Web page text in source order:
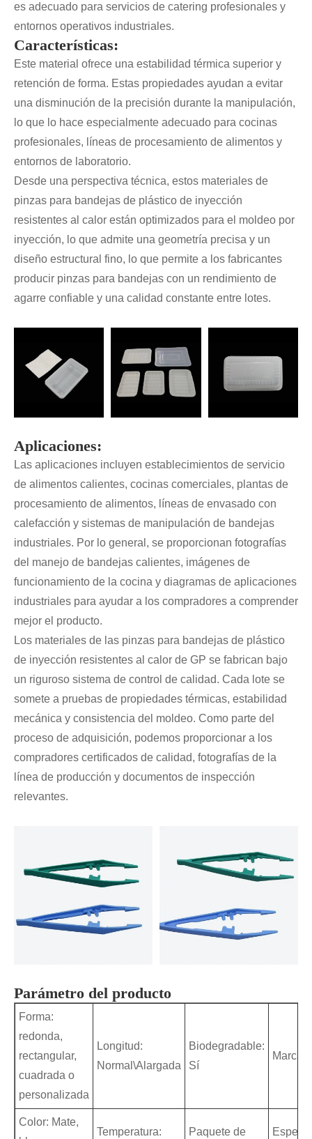
es adecuado para servicios de catering profesionales y
entornos operativos industriales.
Características:
Este material ofrece una estabilidad térmica superior y
retención de forma. Estas propiedades ayudan a evitar
una disminución de la precisión durante la manipulación,
lo que lo hace especialmente adecuado para cocinas
profesionales, líneas de procesamiento de alimentos y
entornos de laboratorio.
Desde una perspectiva técnica, estos materiales de
pinzas para bandejas de plástico de inyección
resistentes al calor están optimizados para el moldeo por
inyección, lo que admite una geometría precisa y un
diseño estructural fino, lo que permite a los fabricantes
producir pinzas para bandejas con un rendimiento de
agarre confiable y una calidad constante entre lotes.
Aplicaciones:
Las aplicaciones incluyen establecimientos de servicio
de alimentos calientes, cocinas comerciales, plantas de
procesamiento de alimentos, líneas de envasado con
calefacción y sistemas de manipulación de bandejas
industriales. Por lo general, se proporcionan fotografías
del manejo de bandejas calientes, imágenes de
funcionamiento de la cocina y diagramas de aplicaciones
industriales para ayudar a los compradores a comprender
mejor el producto.
Los materiales de las pinzas para bandejas de plástico
de inyección resistentes al calor de GP se fabrican bajo
un riguroso sistema de control de calidad. Cada lote se
somete a pruebas de propiedades térmicas, estabilidad
mecánica y consistencia del moldeo. Como parte del
proceso de adquisición, podemos proporcionar a los
compradores certificados de calidad, fotografías de la
línea de producción y documentos de inspección
relevantes.
Parámetro del producto
Forma:
redonda,
rectangular,
cuadrada o
personalizada
Longitud:
Normal\Alargada
Biodegradable:
Sí
Marca:
Color: Mate,
Temperatura: Paquete de